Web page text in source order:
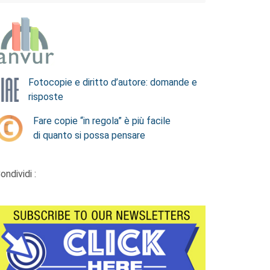
Fotocopie e diritto d’autore: domande e
risposte
Fare copie “in regola” è più facile
di quanto si possa pensare
: